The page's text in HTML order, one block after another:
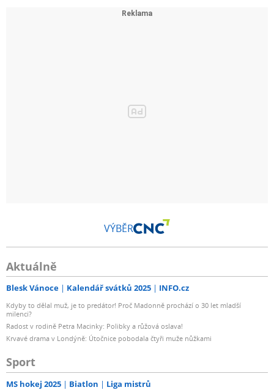
VÝBĚR
Aktuálně
Blesk Vánoce Kalendář svátků 2025 INFO.cz
Kdyby to dělal muž, je to predátor! Proč Madonně prochází o 30 let mladší
milenci?
Radost v rodině Petra Macinky: Polibky a růžová oslava!
Krvavé drama v Londýně: Útočnice pobodala čtyři muže nůžkami
Sport
MS hokej 2025 Biatlon Liga mistrů